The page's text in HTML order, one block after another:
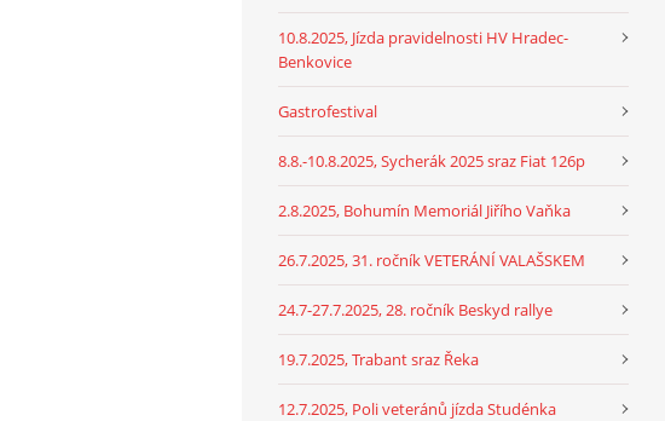
10.8.2025, Jízda pravidelnosti HV Hradec-
Benkovice
Gastrofestival
8.8.-10.8.2025, Sycherák 2025 sraz Fiat 126p
2.8.2025, Bohumín Memoriál Jiřího Vaňka
26.7.2025, 31. ročník VETERÁNÍ VALAŠSKEM
24.7-27.7.2025, 28. ročník Beskyd rallye
19.7.2025, Trabant sraz Řeka
12.7.2025, Poli veteránů jízda Studénka